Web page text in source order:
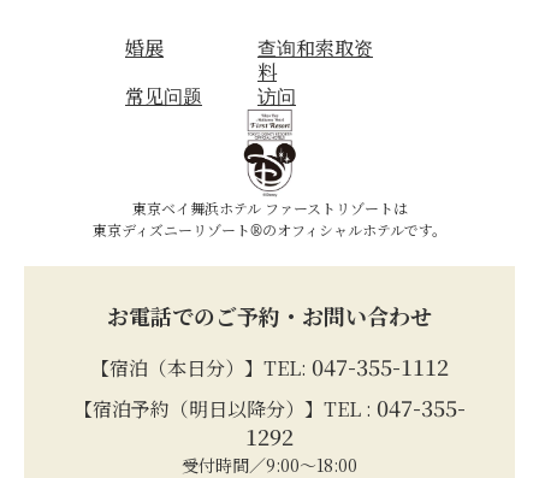
婚展
查询和索取资
料
常见问题
访问
東京ベイ舞浜ホテル ファーストリゾートは
東京ディズニーリゾート®のオフィシャルホテルです。
お電話でのご予約・お問い合わせ
【宿泊（本日分）】TEL: 047-355-1112
【宿泊予約（明日以降分）】TEL : 047-355-
1292
受付時間／9:00～18:00